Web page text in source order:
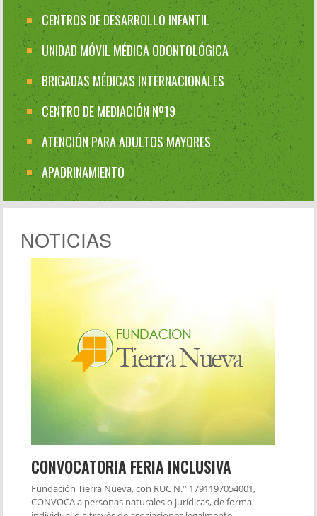
CENTROS DE DESARROLLO INFANTIL
UNIDAD MÓVIL MÉDICA ODONTOLÓGICA
BRIGADAS MÉDICAS INTERNACIONALES
CENTRO DE MEDIACIÓN Nº19
ATENCIÓN PARA ADULTOS MAYORES
APADRINAMIENTO
NOTICIAS
CONVOCATORIA FERIA INCLUSIVA
Fundación Tierra Nueva, con RUC N.° 1791197054001,
CONVOCA a personas naturales o jurídicas, de forma